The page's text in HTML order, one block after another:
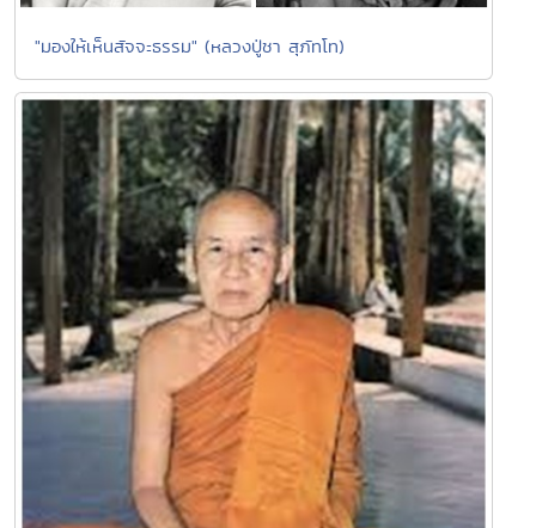
"มองให้เห็นสัจจะธรรม" (หลวงปู่ชา สุภัทโท)